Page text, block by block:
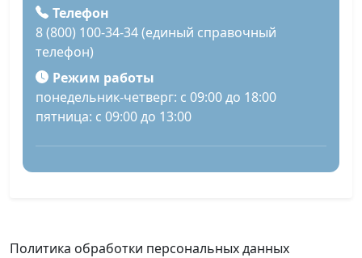
Телефон
8 (800) 100-34-34 (единый справочный
телефон)
Режим работы
понедельник-четверг: с 09:00 до 18:00
пятница: с 09:00 до 13:00
Политика обработки персональных данных